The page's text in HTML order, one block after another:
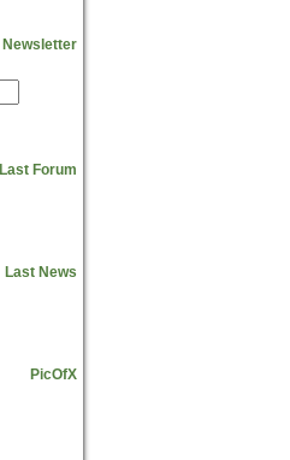
Newsletter
Last Forum
Last News
PicOfX